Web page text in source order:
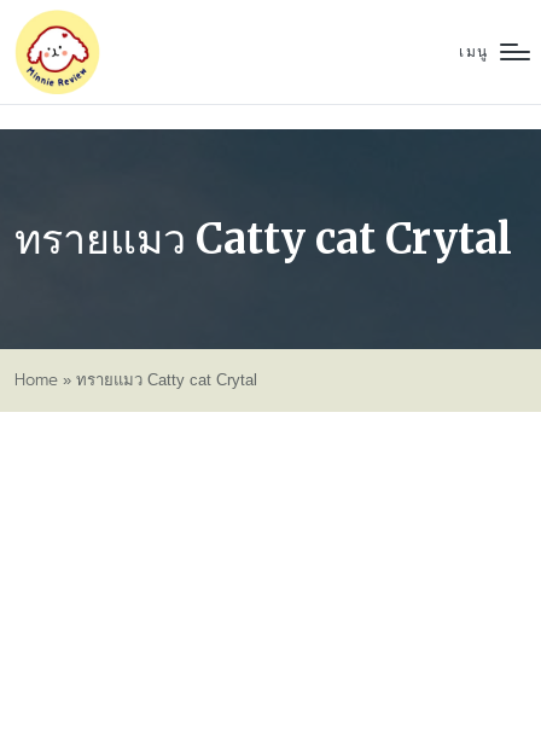
เมนู
ทรายแมว Catty cat Crytal
Home » ทรายแมว Catty cat Crytal